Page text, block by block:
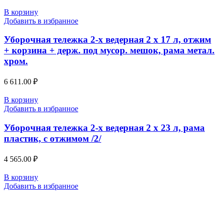
В корзину
Добавить в избранное
Уборочная тележка 2-х ведерная 2 х 17 л, отжим
+ корзина + держ. под мусор. мешок, рама метал.
хром.
6 611.00 ₽
В корзину
Добавить в избранное
Уборочная тележка 2-х ведерная 2 х 23 л, рама
пластик, с отжимом /2/
4 565.00 ₽
В корзину
Добавить в избранное